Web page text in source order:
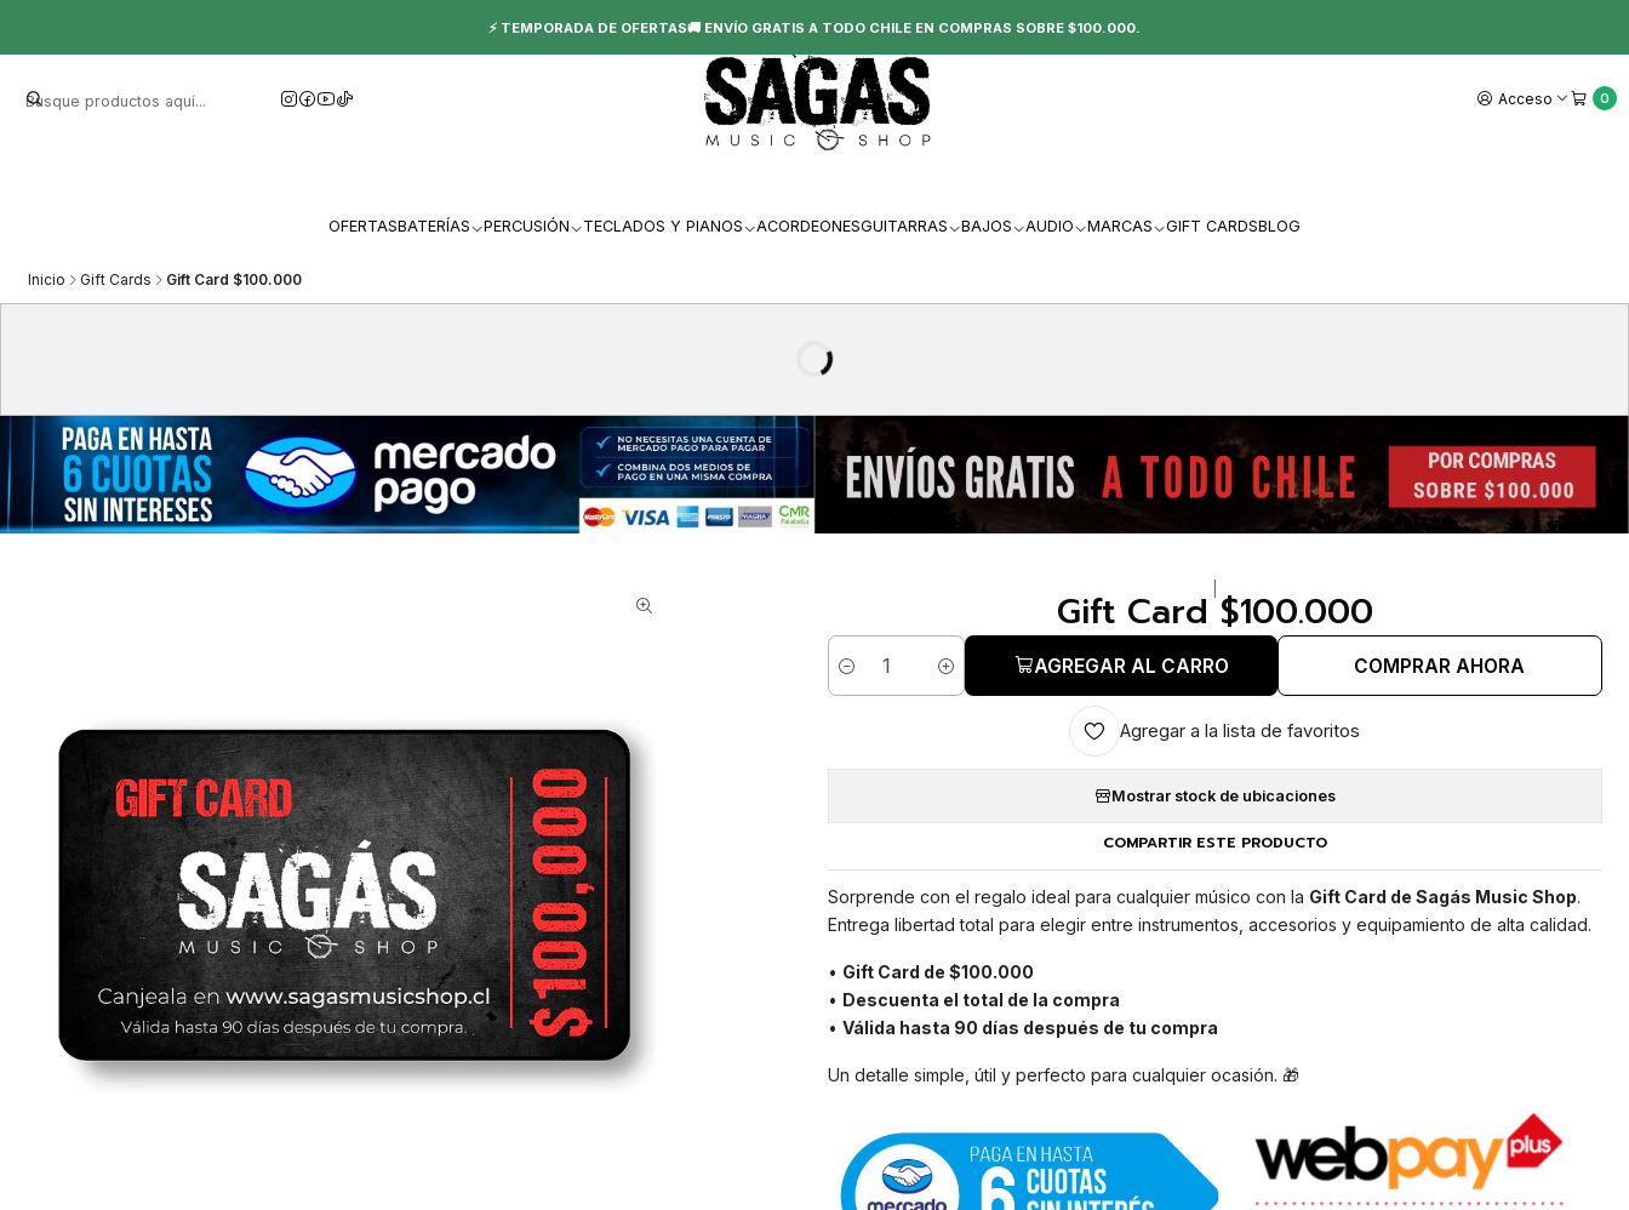
Acceso 0
OFERTASBATERÍAS PERCUSIÓN TECLADOS Y PIANOS ACORDEONESGUITARRAS BAJOS AUDIO MARCAS GIFT CARDSBLOG
⚡ TEMPORADA DE OFERTAS🚚 ENVÍO GRATIS A TODO CHILE EN COMPRAS SOBRE $100.000.
Inicio Gift Cards Gift Card $100.000
Gift Card $100.000
Cantidad
AGREGAR AL CARRO COMPRAR AHORA
Agregar a la lista de favoritos
Mostrar stock de ubicaciones
COMPARTIR ESTE PRODUCTO
Sorprende con el regalo ideal para cualquier músico con la Gift Card de Sagás Music Shop.
Entrega libertad total para elegir entre instrumentos, accesorios y equipamiento de alta calidad.
• Gift Card de $100.000
• Descuenta el total de la compra
• Válida hasta 90 días después de tu compra
Un detalle simple, útil y perfecto para cualquier ocasión. 🎁